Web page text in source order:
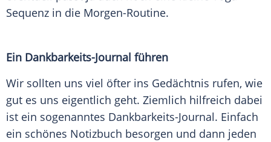
Sequenz in die Morgen-Routine.
Ein Dankbarkeits-Journal führen
Wir sollten uns viel öfter ins Gedächtnis rufen, wie
gut es uns eigentlich geht. Ziemlich hilfreich dabei
ist ein sogenanntes Dankbarkeits-Journal. Einfach
ein schönes Notizbuch besorgen und dann jeden